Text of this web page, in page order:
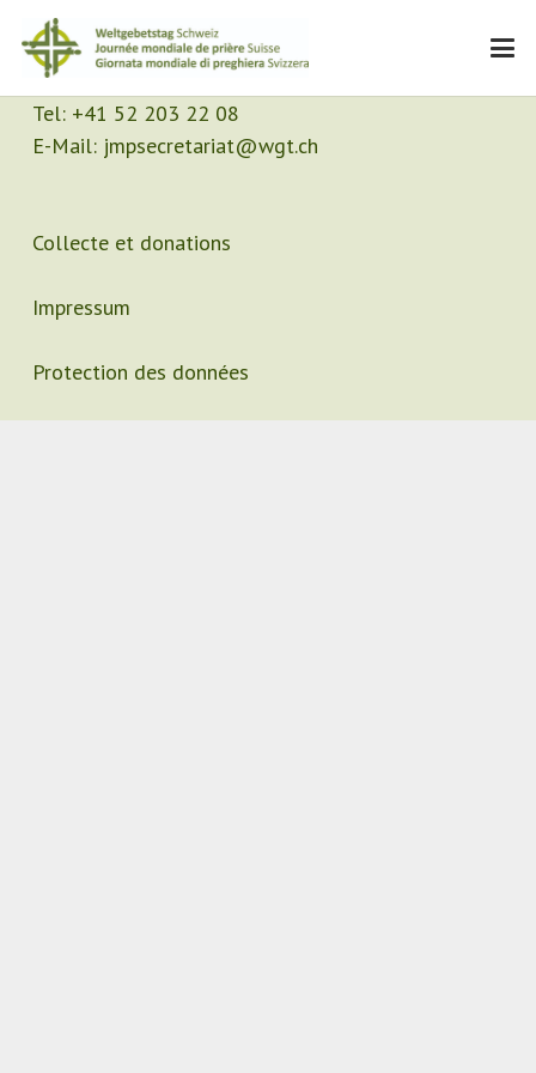
Contact
Secrétariat
Tel: +41 52 203 22 08
E-Mail: jmpsecretariat@wgt.ch
Collecte et donations
Impressum
Protection des données